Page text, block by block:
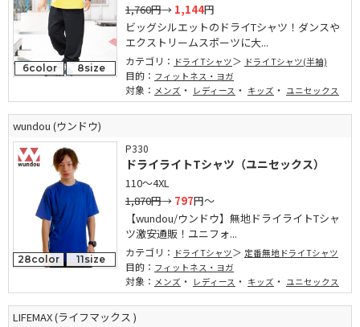
6color 8size
1,760円→ 1,144円
ビッグシルエットのドライTシャツ！ダンスや
エクストリームスポーツに大...
カテゴリ： ドライTシャツ ドライTシャツ(半袖)
目的： フィットネス・ヨガ
対象： メンズ ・ レディース ・ キッズ ・ ユニセックス
wundou (ウンドウ)
28color 11size
P330
ドライライトTシャツ（ユニセックス）
110～4XL
1,870円→ 797円～
【wundou/ウンドウ】無地ドライライトTシャ
ツ激安通販！ユニフォ...
カテゴリ： ドライTシャツ 定番無地ドライTシャツ
目的： フィットネス・ヨガ
対象： メンズ ・ レディース ・ キッズ ・ ユニセックス
LIFEMAX (ライフマックス )